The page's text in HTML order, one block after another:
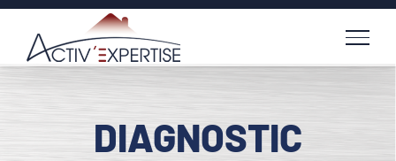
Passer
contenu
DIAGNOSTIC